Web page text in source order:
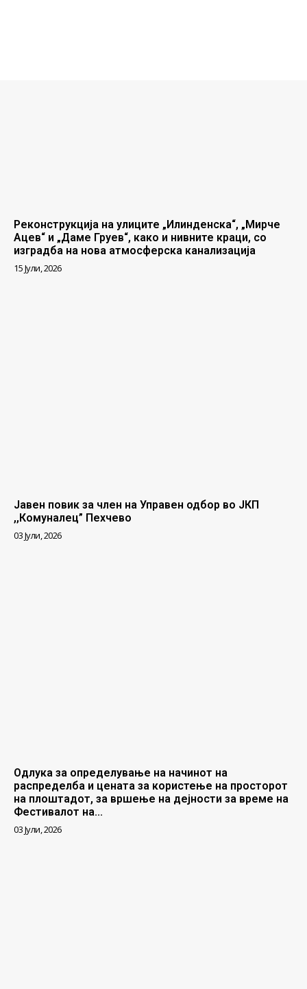
Реконструкција на улиците „Илинденска“, „Мирче
Ацев“ и „Даме Груев“, како и нивните краци, со
изградба на нова атмосферска канализација
15 Јули, 2026
Јавен повик за член на Управен одбор во ЈКП
,,Комуналец” Пехчево
03 Јули, 2026
Одлука за определување на начинот на
распределба и цената за користење на просторот
на плоштадот, за вршење на дејности за време на
Фестивалот на...
03 Јули, 2026